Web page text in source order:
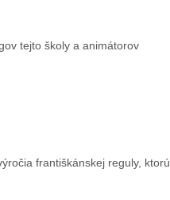
tejto školy a animátorov
františkánskej reguly, ktorú